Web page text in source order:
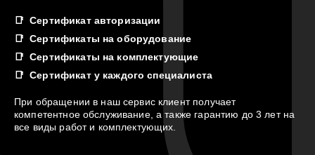
Сертификат авторизации
Сертификаты на оборудование
Сертификаты на комплектующие
Сертификат у каждого специалиста
При обращении в наш сервис клиент получает
компетентное обслуживание, а также гарантию до 3 лет на
все виды работ и комплектующих.